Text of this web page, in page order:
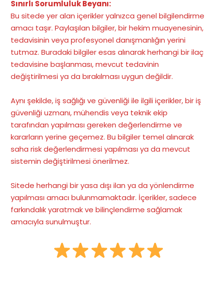
Sınırlı Sorumluluk Beyanı:
Bu sitede yer alan içerikler yalnızca genel bilgilendirme
amacı taşır. Paylaşılan bilgiler, bir hekim muayenesinin,
tedavisinin veya profesyonel danışmanlığın yerini
tutmaz. Buradaki bilgiler esas alınarak herhangi bir ilaç
tedavisine başlanması, mevcut tedavinin
değiştirilmesi ya da bırakılması uygun değildir.
Aynı şekilde, iş sağlığı ve güvenliği ile ilgili içerikler, bir iş
güvenliği uzmanı, mühendis veya teknik ekip
tarafından yapılması gereken değerlendirme ve
kararların yerine geçemez. Bu bilgiler temel alınarak
saha risk değerlendirmesi yapılması ya da mevcut
sistemin değiştirilmesi önerilmez.
Sitede herhangi bir yasa dışı ilan ya da yönlendirme
yapılması amacı bulunmamaktadır. İçerikler, sadece
farkındalık yaratmak ve bilinçlendirme sağlamak
amacıyla sunulmuştur.